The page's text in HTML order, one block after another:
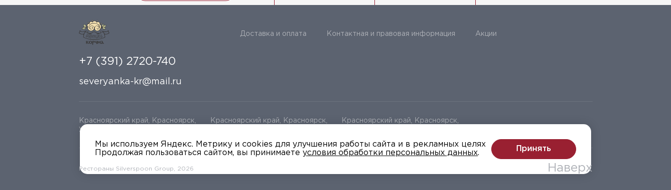
+7 (391) 2720-740
severyanka-kr@mail.ru
Доставка и оплата Контактная и правовая информация Акции
Красноярский край, Красноярск,
ул Красной Армии зд 109
Красноярский край, Красноярск,
Красноярский край, Красноярск,
Рестораны Silverspoon Group 2026 Наверх
Мы используем Яндекс. Метрику и cookies для улучшения работы сайта и в рекламных целях
Продолжая пользоваться сайтом, вы принимаете условия обработки персональных данных.
Принять